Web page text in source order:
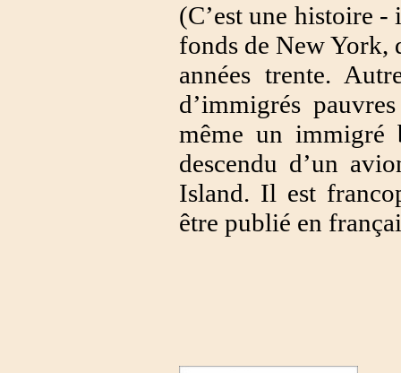
(C’est une histoire -
fonds de New York,
années trente.
d’immigrés
même un immigré
descendu d’un
Island. Il est
être publié en